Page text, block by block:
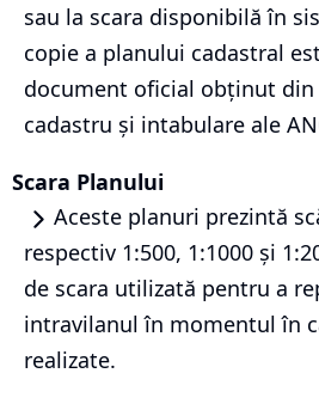
sau la scara disponibilă în
copie a planului cadastral
document oficial obținut din
cadastru și intabulare ale
Scara Planului
Aceste planuri prezintă
respectiv 1:500, 1:1000 și
de scara utilizată pentru a
intravilanul în momentul în
realizate.